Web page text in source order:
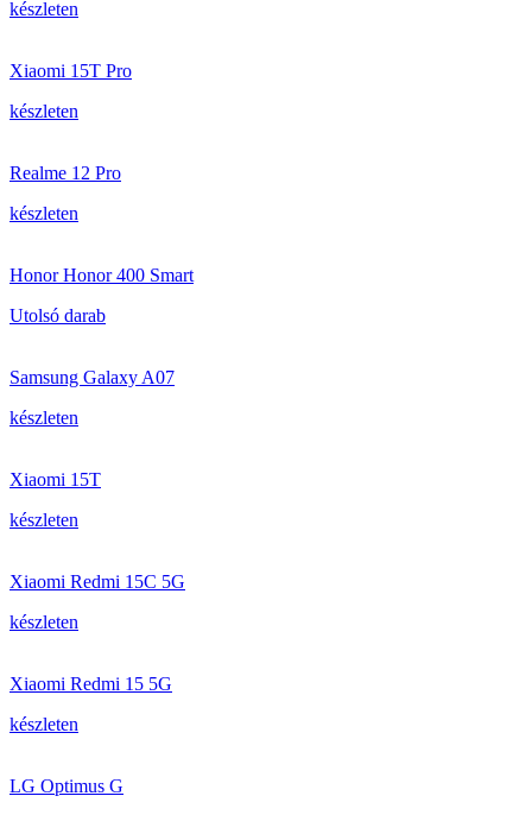
készleten
Xiaomi 15T Pro
készleten
Realme 12 Pro
készleten
Honor Honor 400 Smart
Utolsó darab
Samsung Galaxy A07
készleten
Xiaomi 15T
készleten
Xiaomi Redmi 15C 5G
készleten
Xiaomi Redmi 15 5G
készleten
LG Optimus G